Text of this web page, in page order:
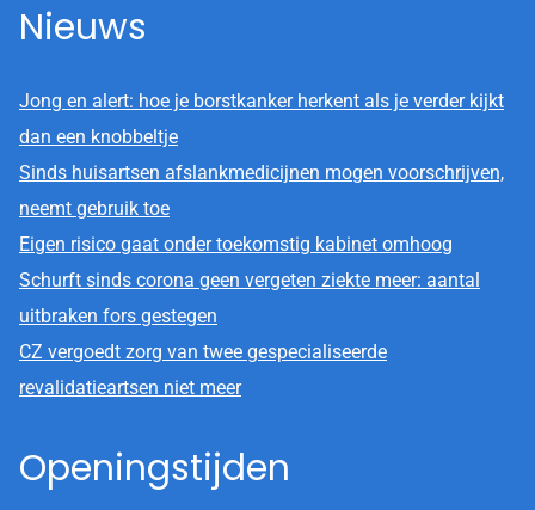
Nieuws
Jong en alert: hoe je borstkanker herkent als je verder kijkt
dan een knobbeltje
Sinds huisartsen afslankmedicijnen mogen voorschrijven,
neemt gebruik toe
Eigen risico gaat onder toekomstig kabinet omhoog
Schurft sinds corona geen vergeten ziekte meer: aantal
uitbraken fors gestegen
CZ vergoedt zorg van twee gespecialiseerde
revalidatieartsen niet meer
Openingstijden